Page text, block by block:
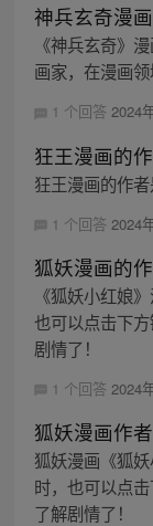
神兵玄奇漫
《神兵玄奇》
画家，在漫画领
1 个回答 2024
狂王漫画的
狂王漫画的作者
1 个回答 2024
狐妖漫画的
《狐妖小红娘
也可以点击下
剧情了！
1 个回答 2024
狐妖漫画作者
狐妖漫画《狐
时，也可以点
了解剧情了！